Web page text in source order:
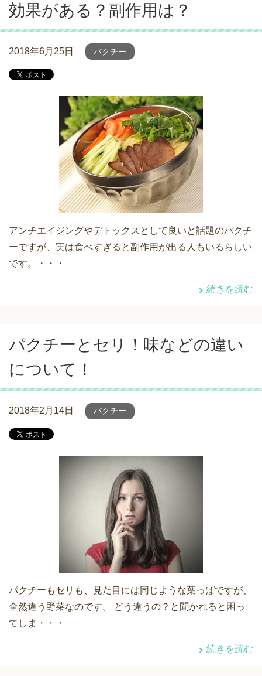
効果がある？副作用は？
2018年6月25日 パクチー
アンチエイジングやデトックスとして良いと話題のパクチ
ーですが、実は食べすぎると副作用が出る人もいるらしい
です。・・・
続きを読む
パクチーとセリ！味などの違い
について！
2018年2月14日 パクチー
パクチーもセリも、見た目には同じような葉っぱですが、
全然違う野菜なのです。 どう違うの？と聞かれると困っ
てしま・・・
続きを読む